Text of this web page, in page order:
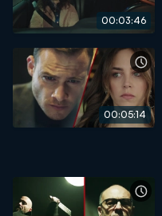
00:03:46
00:05:14